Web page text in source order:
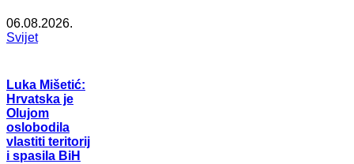
06.08.2026.
Svijet
Luka Mišetić:
Hrvatska je
Olujom
oslobodila
vlastiti teritorij
i spasila BiH